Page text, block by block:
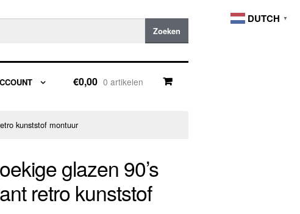
Zoeken
€0,00 0 artikelen
kunststof montuur
glazen 90’s
retro kunststof
DUTCH ▼